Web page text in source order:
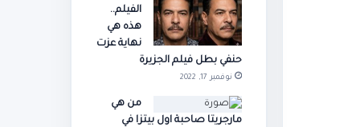
الفيلم..
هذه هي
نهاية عزت
حنفي بطل فيلم الجزيرة
نوفمبر 17, 2022
من هي
مارجريتا صاحبة اول بيتزا في